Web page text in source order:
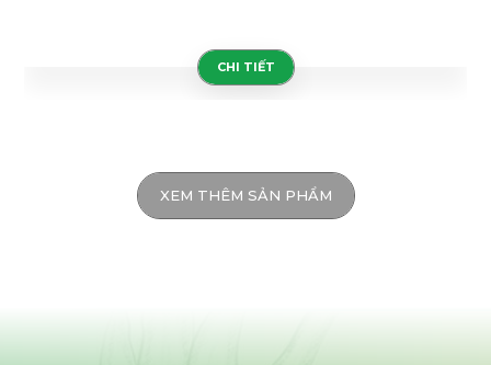
CHI TIẾT
XEM THÊM SẢN PHẨM